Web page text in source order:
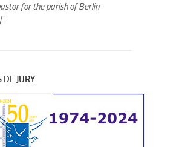
for the parish of Berlin-
DE JURY